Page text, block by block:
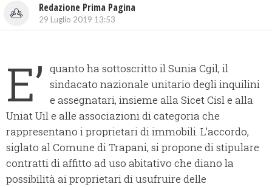
Redazione Prima Pagina
29 Luglio 2019 13:53
E’ quanto ha sottoscritto il Sunia Cgil, il
sindacato nazionale unitario degli inquilini
e assegnatari, insieme alla Sicet Cisl e alla
Uniat Uil e alle associazioni di categoria che
rappresentano i proprietari di immobili. L’accordo,
siglato al Comune di Trapani, si propone di stipulare
contratti di affitto ad uso abitativo che diano la
possibilità ai proprietari di usufruire delle